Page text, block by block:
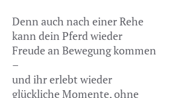
Denn auch nach einer Rehe
kann dein Pferd wieder
Freude an Bewegung kommen
–
und ihr erlebt wieder
glückliche Momente, ohne